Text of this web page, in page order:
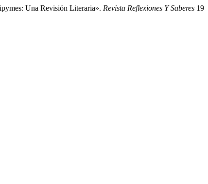
Una Revisión Literaria». Revista Reflexiones Y Saberes 19